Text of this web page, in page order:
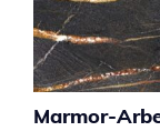
Marmor-